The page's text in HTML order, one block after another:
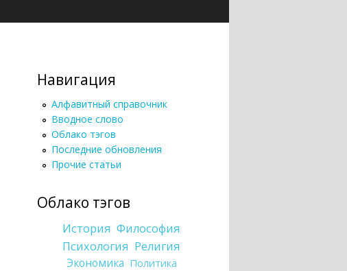
Навигация
Алфавитный справочник
Вводное слово
Облако тэгов
Последние обновления
Прочие статьи
Облако тэгов
История Философия
Психология Религия
Экономика Политика